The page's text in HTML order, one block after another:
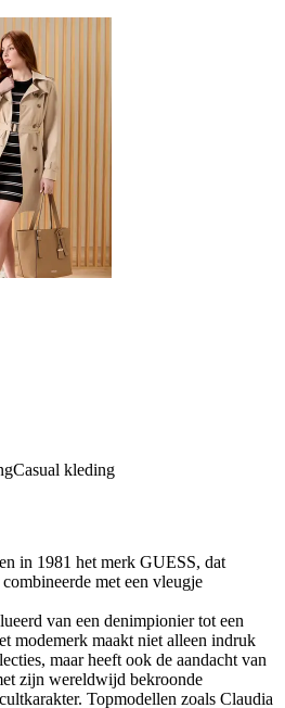
Casual kleding
in 1981 het merk GUESS, dat
met een vleugje
van een denimpionier tot een
modemerk maakt niet alleen indruk
maar heeft ook de aandacht van
zijn wereldwijd bekroonde
Topmodellen zoals Claudia